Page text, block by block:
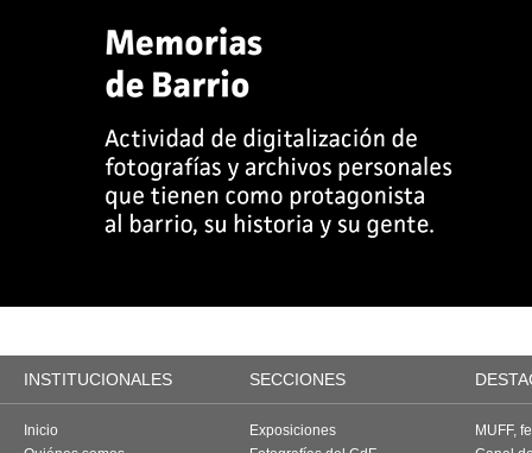
INSTITUCIONALES SECCIONES
Inicio
Exposiciones
MUFF,